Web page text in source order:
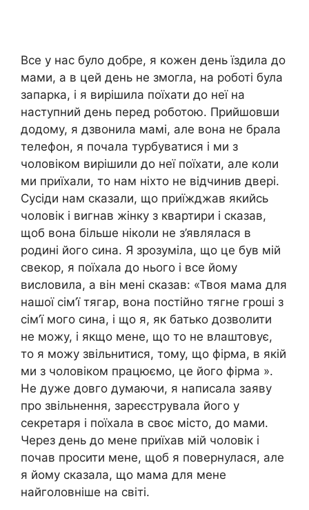
Все у нас було добре, я кожен день їздила до
мами, а в цей день не змогла, на роботі була
запарка, і я вирішила поїхати до неї на
наступний день перед роботою. Прийшовши
додому, я дзвонила мамі, але вона не брала
телефон, я почала турбуватися і ми з
чоловіком вирішили до неї поїхати, але коли
ми приїхали, то нам ніхто не відчинив двері.
Сусіди нам сказали, що приїжджав якийсь
чоловік і вигнав жінку з квартири і сказав,
щоб вона більше ніколи не з’являлася в
родині його сина. Я зрозуміла, що це був мій
свекор, я поїхала до нього і все йому
висловила, а він мені сказав: «Твоя мама для
нашої сім’ї тягар, вона постійно тягне гроші з
сім’ї мого сина, і що я, як батько дозволити
не можу, і якщо мене, що то не влаштовує,
то я можу звільнитися, тому, що фірма, в якій
ми з чоловіком працюємо, це його фірма ».
Не дуже довго думаючи, я написала заяву
про звільнення, зареєструвала його у
секретаря і поїхала в своє місто, до мами.
Через день до мене приїхав мій чоловік і
почав просити мене, щоб я повернулася, але
я йому сказала, що мама для мене
найголовніше на світі.